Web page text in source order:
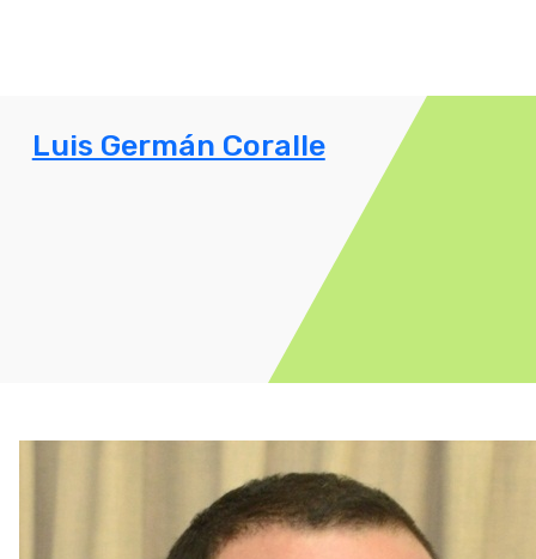
Luis Germán Coralle